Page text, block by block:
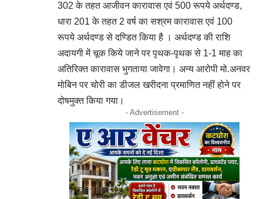
302 के तहत आजीवन कारावास एवं 500 रूपये अर्थदण्ड,
धारा 201 के तहत 2 वर्ष का सश्रम कारावास एवं 100
रूपये अर्थदण्ड से दण्डित किया है । अर्थदण्ड की राशि
अदायगी में चूक किये जाने पर पृथक-पृथक से 1-1 माह का
अतिरिक्त कारावास भुगताया जावेगा। अन्य आरोपी मो.अनवर
मोबिन पर चोरी का डीजल खरीदना प्रमाणित नहीं होने पर
दोषमुक्त किया गया।
- Advertisement -